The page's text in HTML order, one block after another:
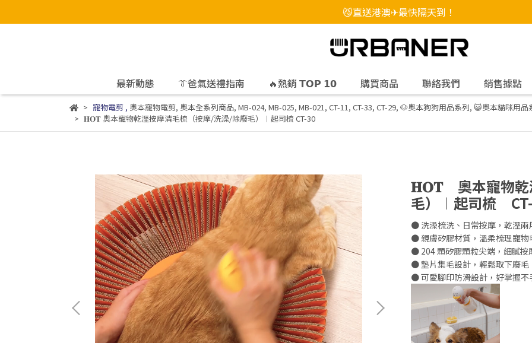
😼直送港澳✈最快隔天到！
最新動態 👔爸氣送禮指南 🔥熱銷 𝗧𝗢𝗣 𝟭𝟬 購買商品 聯絡我們 銷售據點
寵物電剪, 奧本寵物電剪, 奧本全系列商品, MB-024, MB-025, MB-021, CT-11, CT-33, CT-29, 🐶奧本狗狗用品系列, 😺奧本貓咪用品
𝐇𝐎𝐓 奧本寵物乾溼按摩清毛梳（按摩/洗澡/除廢毛）︱起司梳 CT-30
𝐇𝐎𝐓 奧本寵物乾
毛）︱起司梳
● 洗澡梳洗、日常按摩，乾溼兩
● 親膚矽膠材質，溫柔梳理寵物
● 204 顆矽膠顆粒尖端，細膩按
● 墊片集毛設計，輕鬆取下廢毛
● 可愛腳印防滑設計，好掌握不